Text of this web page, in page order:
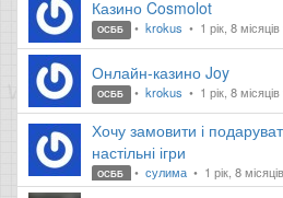
Казино Cosmolot
ОСББ krokus 1 рік, 8
Онлайн-казино Joy
ОСББ krokus 1 рік, 8
Хочу замовити і
настільні ігри
ОСББ сулима 1 рік, 8